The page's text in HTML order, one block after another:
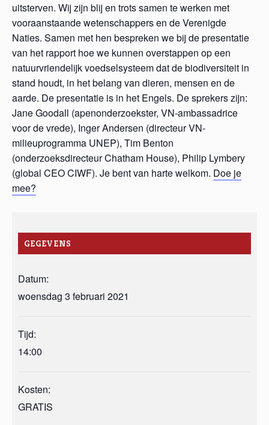
uitsterven. Wij zijn blij en trots samen te werken met
vooraanstaande wetenschappers en de Verenigde
Naties. Samen met hen bespreken we bij de presentatie
van het rapport hoe we kunnen overstappen op een
natuurvriendelijk voedselsysteem dat de biodiversiteit in
stand houdt, in het belang van dieren, mensen en de
aarde. De presentatie is in het Engels. De sprekers zijn:
Jane Goodall (apenonderzoekster, VN-ambassadrice
voor de vrede), Inger Andersen (directeur VN-
milieuprogramma UNEP), Tim Benton
(onderzoeksdirecteur Chatham House), Philip Lymbery
(global CEO CIWF). Je bent van harte welkom. Doe je
mee?
GEGEVENS
Datum:
woensdag 3 februari 2021
Tijd:
14:00
Kosten:
GRATIS